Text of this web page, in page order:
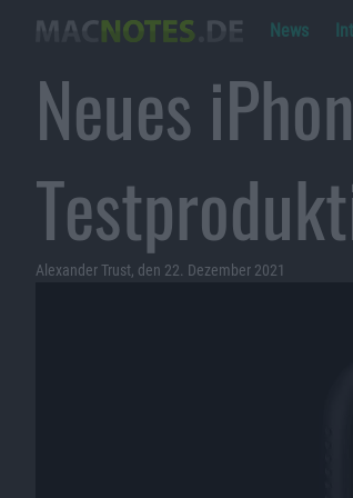
News
Neues
Alexander Trust, den 22. Dezember 2021